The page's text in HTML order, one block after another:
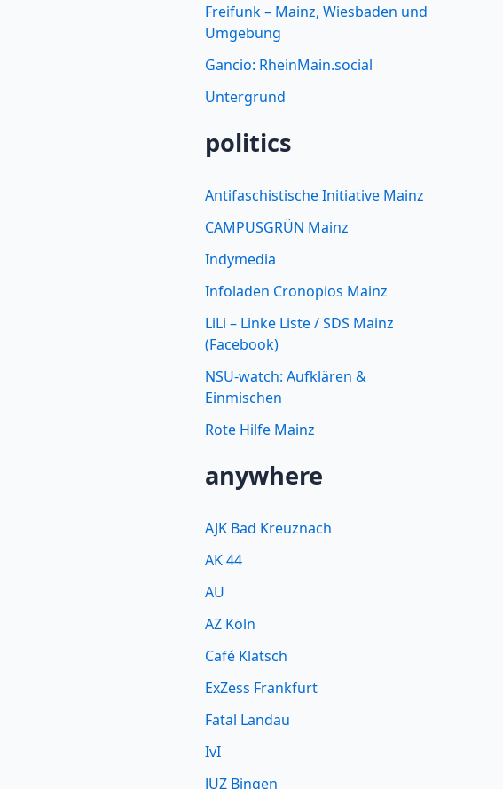
Freifunk – Mainz, Wiesbaden und
Umgebung
Gancio: RheinMain.social
Untergrund
politics
Antifaschistische Initiative Mainz
CAMPUSGRÜN Mainz
Indymedia
Infoladen Cronopios Mainz
LiLi – Linke Liste / SDS Mainz
(Facebook)
NSU-watch: Aufklären &
Einmischen
Rote Hilfe Mainz
anywhere
AJK Bad Kreuznach
AK 44
AU
AZ Köln
Café Klatsch
ExZess Frankfurt
Fatal Landau
IvI
JUZ Bingen